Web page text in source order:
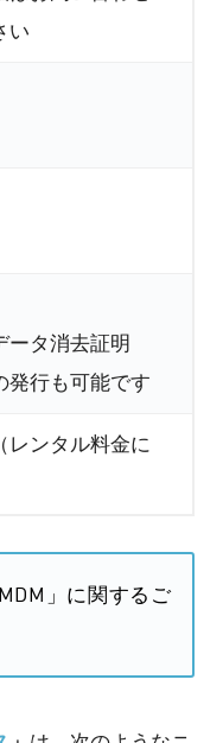
い
ータ消去証明
発行も可能です
レンタル料金に
」に関するご